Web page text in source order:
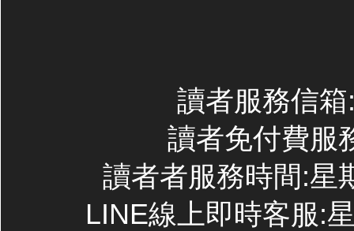
讀者服務信
讀者免付費服
讀者者服務時間:星
LINE線上即時客服: